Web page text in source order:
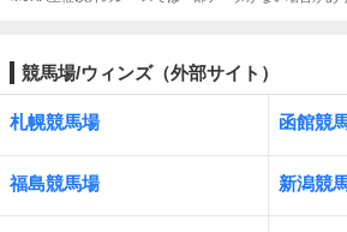
競馬場/ウィンズ（外部サイト）
札幌競馬場 函館競
福島競馬場 新潟競